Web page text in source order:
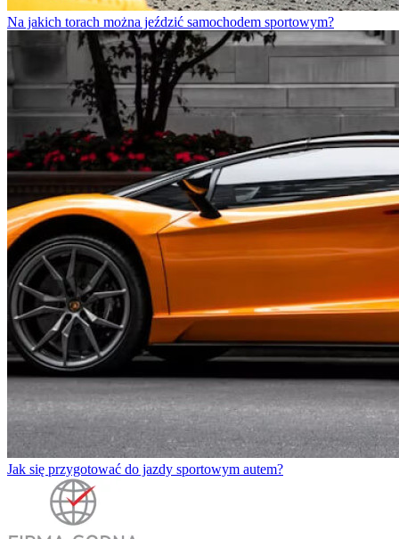
Na jakich torach można jeździć samochodem sportowym?
Jak się przygotować do jazdy sportowym autem?